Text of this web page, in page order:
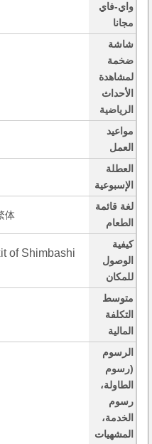
واي-فاي
مجانا
شاشة
ضخمة
لمشاهدة
الأحداث
الرياضية
مواعيد
العمل
العطلة
الإسبوعية
لغة قائمة
الطعام
体
كيفية
الوصول
للمكان
of Shimbashi
متوسط
التكلفة
المالية
الرسوم
(رسوم
الطاولة،
رسوم
الخدمة،
المشهيات